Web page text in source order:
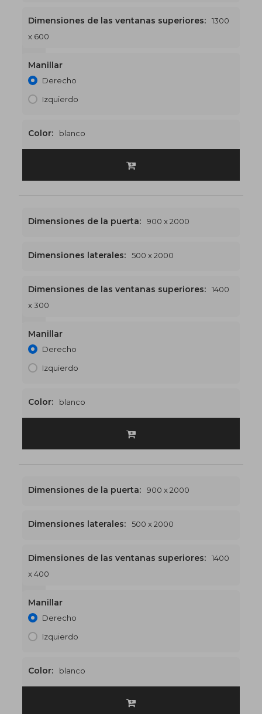
Dimensiones de las ventanas superiores:
1300
x 600
Manillar
Derecho
Izquierdo
Color: blanco
Dimensiones de la puerta: 900 x 2000
Dimensiones laterales: 500 x 2000
Dimensiones de las ventanas superiores:
1400
x 300
Manillar
Derecho
Izquierdo
Color: blanco
Dimensiones de la puerta: 900 x 2000
Dimensiones laterales: 500 x 2000
Dimensiones de las ventanas superiores:
1400
x 400
Manillar
Derecho
Izquierdo
Color: blanco